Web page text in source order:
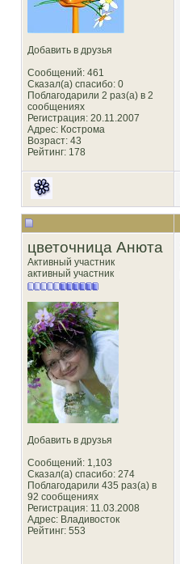
Добавить в друзья
Сообщений: 461
Сказал(а) спасибо: 0
Поблагодарили 2 раз(а) в 2
сообщениях
Регистрация: 20.11.2007
Адрес: Кострома
Возраст: 43
Рейтинг: 178
цветочница Анюта
Активный участник
активный участник
Добавить в друзья
Сообщений: 1,103
Сказал(а) спасибо: 274
Поблагодарили 435 раз(а) в
92 сообщениях
Регистрация: 11.03.2008
Адрес: Владивосток
Рейтинг: 553